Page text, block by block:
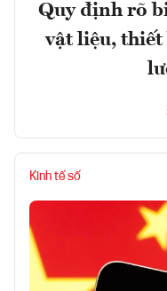
Quy định rõ
vật liệu, thiết
Kinh tế số